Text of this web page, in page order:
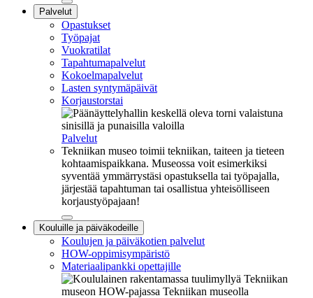
Sulje
alavalikko
Palvelut
Opastukset
Työpajat
Vuokratilat
Tapahtumapalvelut
Kokoelmapalvelut
Lasten syntymäpäivät
Korjaustorstai
Palvelut
Tekniikan museo toimii tekniikan, taiteen ja tieteen
kohtaamispaikkana. Museossa voit esimerkiksi
syventää ymmärrystäsi opastuksella tai työpajalla,
järjestää tapahtuman tai osallistua yhteisölliseen
korjaustyöpajaan!
Sulje
alavalikko
Kouluille ja päiväkodeille
Koulujen ja päiväkotien palvelut
HOW-oppimisympäristö
Materiaalipankki opettajille